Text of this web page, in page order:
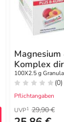
Komplex
Pfirsich
Granulat
100X2.5 g
(0)
Pflichtangaben
UVP1 29,90 €